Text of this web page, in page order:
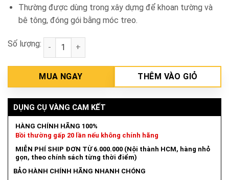
Thường được dùng trong xây dựng để khoan tường và
bê tông, đóng gói bằng móc treo.
Số lượng: Mũi Khoan Bê Tông Đuôi Gài 22x600mm INGCO
MUA NGAY THÊM VÀO GIỎ
DỤNG CỤ VÀNG CAM KẾT
HÀNG CHÍNH HÃNG 100%
Bồi thường gấp 20 lần nếu không chính hãng
MIỄN PHÍ SHIP ĐƠN TỪ 6.000.000 (Nội thành HCM, hàng nhỏ
gọn, theo chính sách từng thời điểm)
BẢO HÀNH CHÍNH HÃNG NHANH CHÓNG